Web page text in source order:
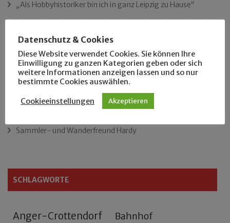
„Als Hobbyhistoriker bin ich in ganz Leipzig zu Hause“
Der Leipziger Schmiedetag von 1904
Rennfahrer in Schönefeld und Zschocher
Zu Fuß durch Anger-Crottendorf
Sammler- und Wanderfreund Hardy
SCHLAGWORTE
Anger-Crottendorf Bahnhof
Datenschutz & Cookies
Diese Website verwendet Cookies. Sie können Ihre
Einwilligung zu ganzen Kategorien geben oder sich
weitere Informationen anzeigen lassen und so nur
bestimmte Cookies auswählen.
Cookieeinstellungen Akzeptieren